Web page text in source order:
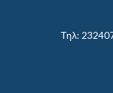
Τηλ: